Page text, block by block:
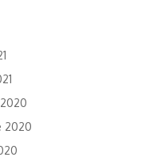
2020